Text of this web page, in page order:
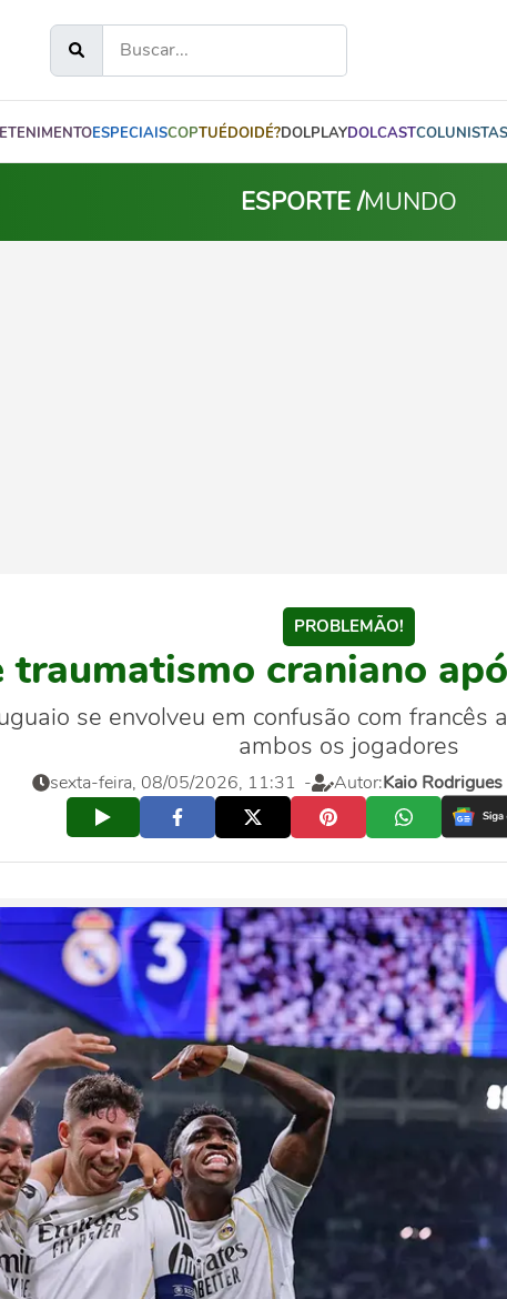
ESPECIAISCOPTUÉDOIDÉ?DOLPLAYDOLCASTCOLUNISTAS
ESPORTE /MUNDO
PROBLEMÃO!
craniano
se envolveu em confusão com
ambos os jogadores
sexta-feira, 08/05/2026, 11:31 - Autor:Kaio Rodrigues